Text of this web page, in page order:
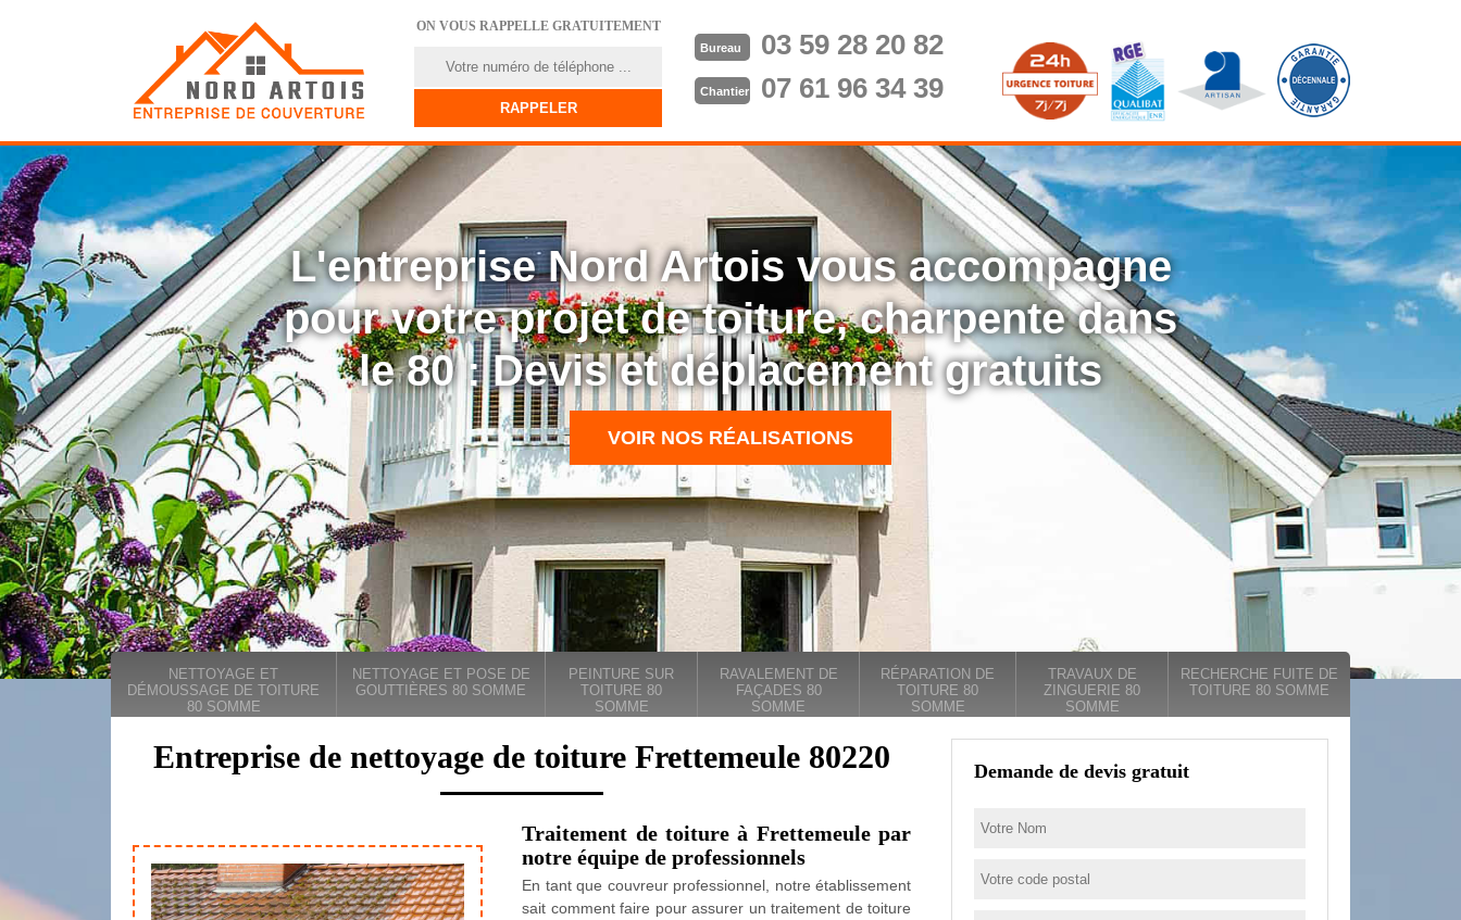
ON VOUS RAPPELLE GRATUITEMENT
Bureau 03 59 28 20 82
Chantier 07 61 96 34 39
L'entreprise Nord Artois vous accompagne
pour votre projet de toiture, charpente dans
le 80 : Devis et déplacement gratuits
VOIR NOS RÉALISATIONS
NETTOYAGE ET
DÉMOUSSAGE DE TOITURE
80 SOMME
NETTOYAGE ET POSE DE
GOUTTIÈRES 80 SOMME
PEINTURE SUR
TOITURE 80
SOMME
RAVALEMENT DE
FAÇADES 80
SOMME
RÉPARATION DE
TOITURE 80
SOMME
TRAVAUX DE
ZINGUERIE 80
SOMME
RECHERCHE FUITE DE
TOITURE 80 SOMME
Entreprise de nettoyage de toiture Frettemeule 80220
Traitement de toiture à Frettemeule par
notre équipe de professionnels
En tant que couvreur professionnel, notre établissement
sait comment faire pour assurer un traitement de toiture
Demande de devis gratuit